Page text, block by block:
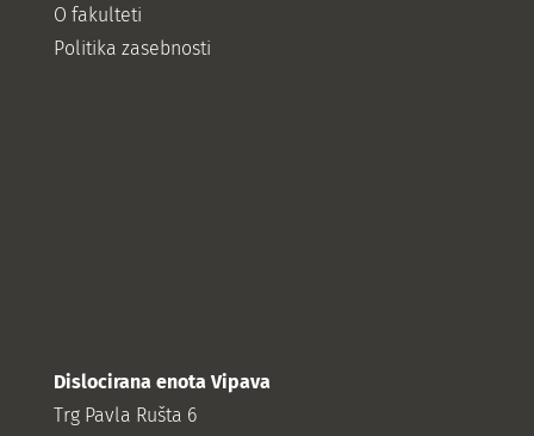
O fakulteti
Politika zasebnosti
Dislocirana enota Vipava
Trg Pavla Rušta 6